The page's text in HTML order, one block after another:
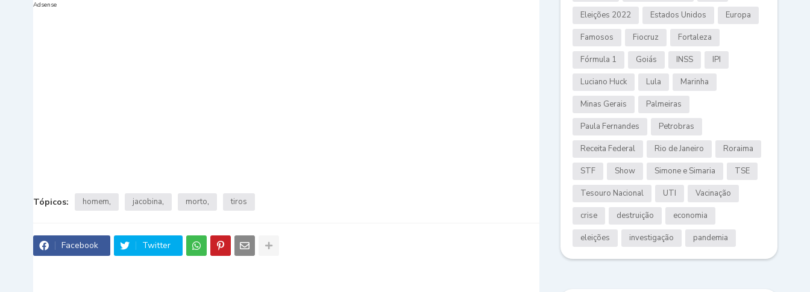
Adsense
Tópicos: homem jacobina morto tiros
Facebook Twitter
Eleições 2022 Estados Unidos Europa
Famosos Fiocruz Fortaleza
Fórmula 1 Goiás INSS IPI
Luciano Huck Lula Marinha
Minas Gerais Palmeiras
Paula Fernandes Petrobras
Receita Federal Rio de Janeiro Roraima
STF Show Simone e Simaria TSE
Tesouro Nacional UTI Vacinação
crise destruição economia
eleições investigação pandemia